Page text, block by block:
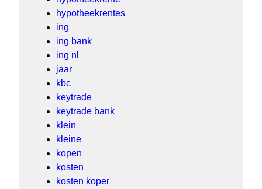
hypotheekrentes
ing
ing bank
ing nl
jaar
kbc
keytrade
keytrade bank
klein
kleine
kopen
kosten
kosten koper